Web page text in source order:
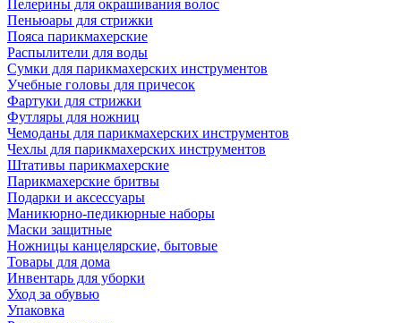
Пелерины для окрашивания волос
Пеньюары для стрижки
Пояса парикмахерские
Распылители для воды
Сумки для парикмахерских инструментов
Учебные головы для причесок
Фартуки для стрижки
Футляры для ножниц
Чемоданы для парикмахерских инструментов
Чехлы для парикмахерских инструментов
Штативы парикмахерские
Парикмахерские бритвы
Подарки и аксессуары
Маникюрно-педикюрные наборы
Маски защитные
Ножницы канцелярские, бытовые
Товары для дома
Инвентарь для уборки
Уход за обувью
Упаковка